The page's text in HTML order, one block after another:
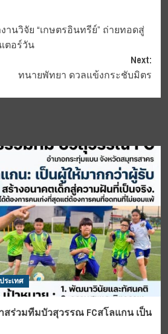
านวิจัย “เกษตรอินทรีย์” ถ่ายทอดสู่
ตอร์วัน
Next:
ทนายพัทยา ดวลแข้งกระชับมิตร
ระเทศ
สร่วมทีมบัวสุวรรณ FCสโลแกน เป็น